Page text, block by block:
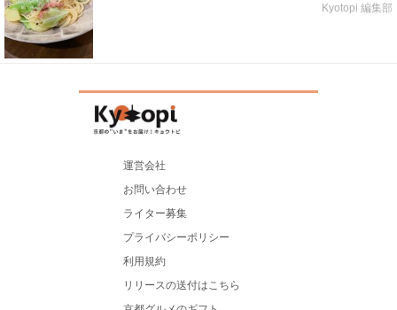
Kyotopi 編集部
運営会社
お問い合わせ
ライター募集
プライバシーポリシー
利用規約
リリースの送付はこちら